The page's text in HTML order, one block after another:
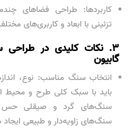
کاربردها: طراحی فضاهای
تزئینی با ابعاد و کاربری‌های
۳. نکات کلیدی در طراحی
گابیون
انتخاب سنگ مناسب: نوع،
باید با سبک کلی طرح و محیط
سنگ‌های گرد و صیقلی حس
سنگ‌های زاویه‌دار و طبیعی